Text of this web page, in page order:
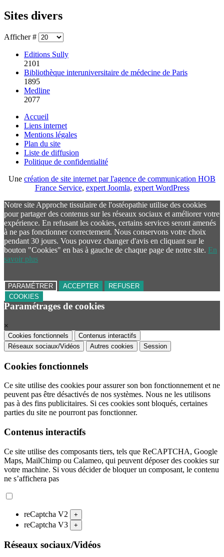
Sites divers
Afficher #
Editions Sully
2101
Bibliothèque interuniversitaire de médecine de Paris
1895
Medline
2077
Accueil
Liens internet
Mentions légales
Plan du site
Liste de diffusion
Politique de confidentialité
Une création de site internet par l'agence de communication HOB
France Service, expert Joomla, expert WordPress
Notre site Approche tissulaire de l'ostéopathie utilise des cookies
pour partager des contenus sur les réseaux sociaux et améliorer votre
expérience. En refusant les cookies, certains services seront amenés
à ne pas fonctionner correctement. Nous conservons votre choix
pendant 30 jours. Vous pouvez changer d'avis en cliquant sur le
bouton "Cookies" en bas à gauche de chaque page de notre site. En
savoir plus
PARAMÉTRER ACCEPTER
REFUSER
COOKIES
Paramétrages de cookies
×
Cookies fonctionnels
Contenus interactifs
Réseaux sociaux/Vidéos
Autres cookies Session
Cookies fonctionnels
Ce site utilise des cookies pour assurer son bon fonctionnement et ne
peuvent pas être désactivés de nos systèmes. Nous ne les utilisons
pas à des fins publicitaires. Si ces cookies sont bloqués, certaines
parties du site ne pourront pas fonctionner.
Contenus interactifs
Ce site utilise des composants tiers, tels que ReCAPTCHA, Google
Maps, MailChimp ou Calameo, qui peuvent déposer des cookies sur
votre machine. Si vous décider de bloquer un composant, le contenu
ne s’affichera pas
reCaptcha V2 +
reCaptcha V3 +
Réseaux sociaux/Vidéos